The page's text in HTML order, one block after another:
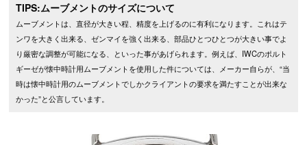
TIPS:ムーブメントのサイズについて
ムーブメントは、直径が大きい程、精度を上げるのに有利になります。これはテ
ンワを大きく出来る、ゼンマイを強く出来る、部品ひとつひとつが大きい事でよ
り厳密な調整が可能になる、といった事があげられます。例えば、IWCのポルト
ギーゼが懐中時計用ムーブメントを使用した件については、メーカー自らが、“当
時は懐中時計用のムーブメントでしかクライアントの要求を満たすことが出来な
かった”と公言しています。